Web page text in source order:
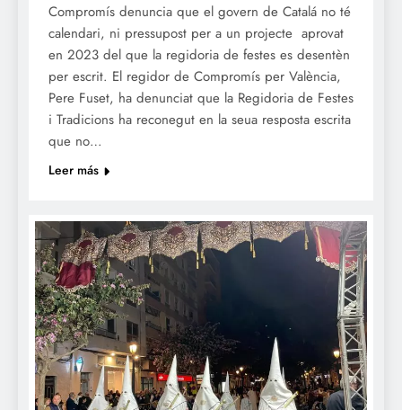
Compromís denuncia que el govern de Catalá no té
calendari, ni pressupost per a un projecte aprovat
en 2023 del que la regidoria de festes es desentèn
per escrit. El regidor de Compromís per València,
Pere Fuset, ha denunciat que la Regidoria de Festes
i Tradicions ha reconegut en la seua resposta escrita
que no…
Leer más